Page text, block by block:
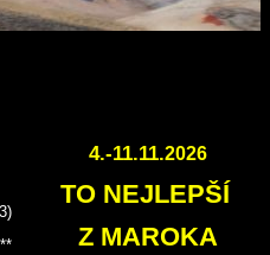
4.-11.11.2026
TO NEJLEPŠÍ
Z MAROKA